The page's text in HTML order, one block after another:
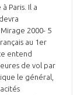
Paris. Il a
2000- 5
au 1er
entend
de vol par
le général,